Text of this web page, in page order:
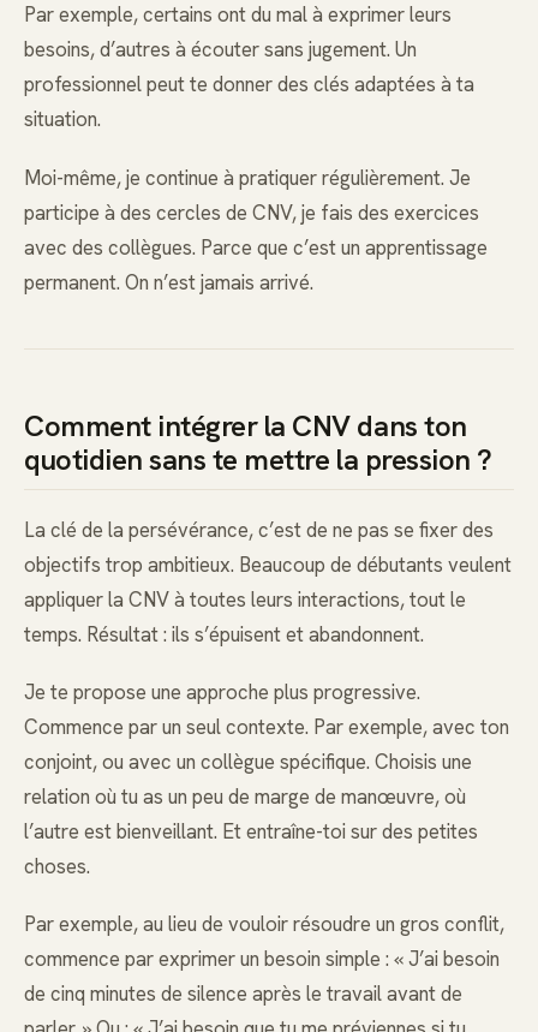
Par exemple, certains ont du mal à exprimer leurs
besoins, d’autres à écouter sans jugement. Un
professionnel peut te donner des clés adaptées à ta
situation.
Moi-même, je continue à pratiquer régulièrement. Je
participe à des cercles de CNV, je fais des exercices
avec des collègues. Parce que c’est un apprentissage
permanent. On n’est jamais arrivé.
Comment intégrer la CNV dans ton
quotidien sans te mettre la pression ?
La clé de la persévérance, c’est de ne pas se fixer des
objectifs trop ambitieux. Beaucoup de débutants veulent
appliquer la CNV à toutes leurs interactions, tout le
temps. Résultat : ils s’épuisent et abandonnent.
Je te propose une approche plus progressive.
Commence par un seul contexte. Par exemple, avec ton
conjoint, ou avec un collègue spécifique. Choisis une
relation où tu as un peu de marge de manœuvre, où
l’autre est bienveillant. Et entraîne-toi sur des petites
choses.
Par exemple, au lieu de vouloir résoudre un gros conflit,
commence par exprimer un besoin simple : « J’ai besoin
de cinq minutes de silence après le travail avant de